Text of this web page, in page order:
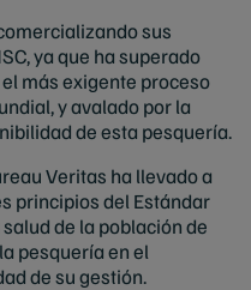
sus
ya que ha superado
más exigente proceso
y avalado por la
de esta pesquería.
Veritas ha llevado a
principios del Estándar
de la población de
pesquería en el
de su gestión.